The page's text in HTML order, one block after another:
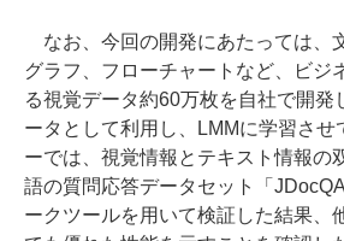
なお、今回の開発にあたっては、
グラフ、フローチャートなど、ビジ
る視覚データ約60万枚を自社で開発
ータとして利用し、LMMに学習させ
ーでは、視覚情報とテキスト情報の
語の質問応答データセット「
ークツールを用いて検証した結果、